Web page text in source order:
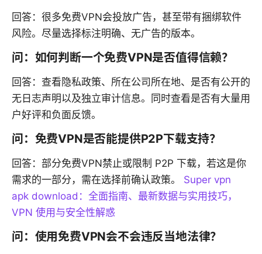
回答：很多免费VPN会投放广告，甚至带有捆绑软件
风险。尽量选择标注明确、无广告的版本。
问：如何判断一个免费VPN是否值得信赖？
回答：查看隐私政策、所在公司所在地、是否有公开的
无日志声明以及独立审计信息。同时查看是否有大量用
户好评和负面反馈。
问：免费VPN是否能提供P2P下载支持？
回答：部分免费VPN禁止或限制 P2P 下载，若这是你
需求的一部分，需在选择前确认政策。 Super vpn
apk download：全面指南、最新数据与实用技巧，
VPN 使用与安全性解惑
问：使用免费VPN会不会违反当地法律？